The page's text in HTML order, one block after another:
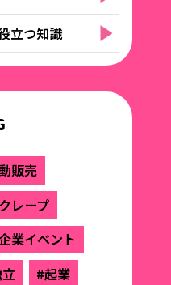
立つ知識
販売
レープ
業イベント
#起業